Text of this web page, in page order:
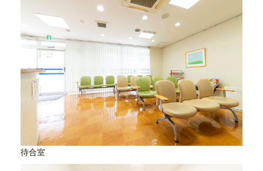
待合室